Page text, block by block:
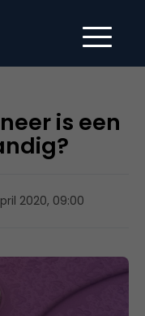
is een
2020, 09:00